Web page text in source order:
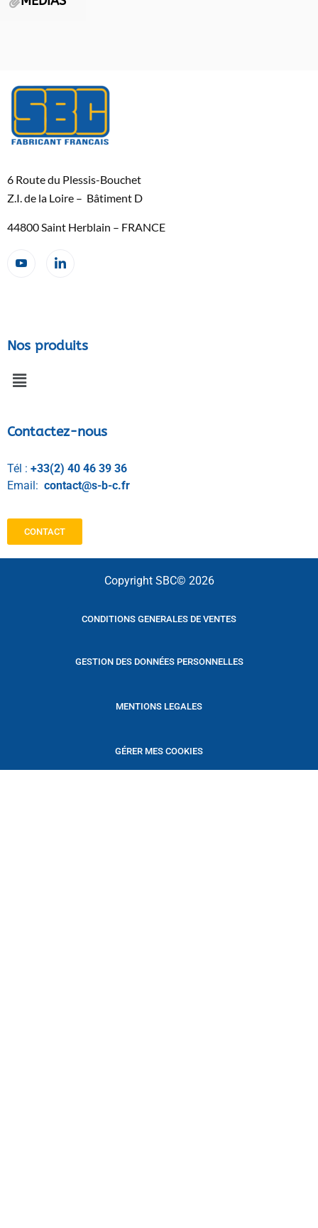
6 Route du Plessis-Bouchet
Z.I. de la Loire – Bâtiment D
44800 Saint Herblain – FRANCE
Nos produits
Contactez-nous
Tél : +33(2) 40 46 39 36
Email: contact@s-b-c.fr
CONTACT
Copyright SBC© 2026
CONDITIONS GENERALES DE VENTES
GESTION DES DONNÉES PERSONNELLES
MENTIONS LEGALES
GÉRER MES COOKIES